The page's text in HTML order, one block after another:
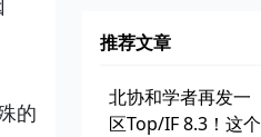
的
推荐文章
北协和学者再发一
区Top/IF 8.3！这个